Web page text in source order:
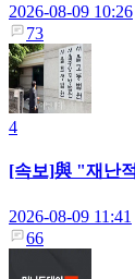
2026-08-09 10:26
73
4
[속보]與 "재난
2026-08-09 11:41
66